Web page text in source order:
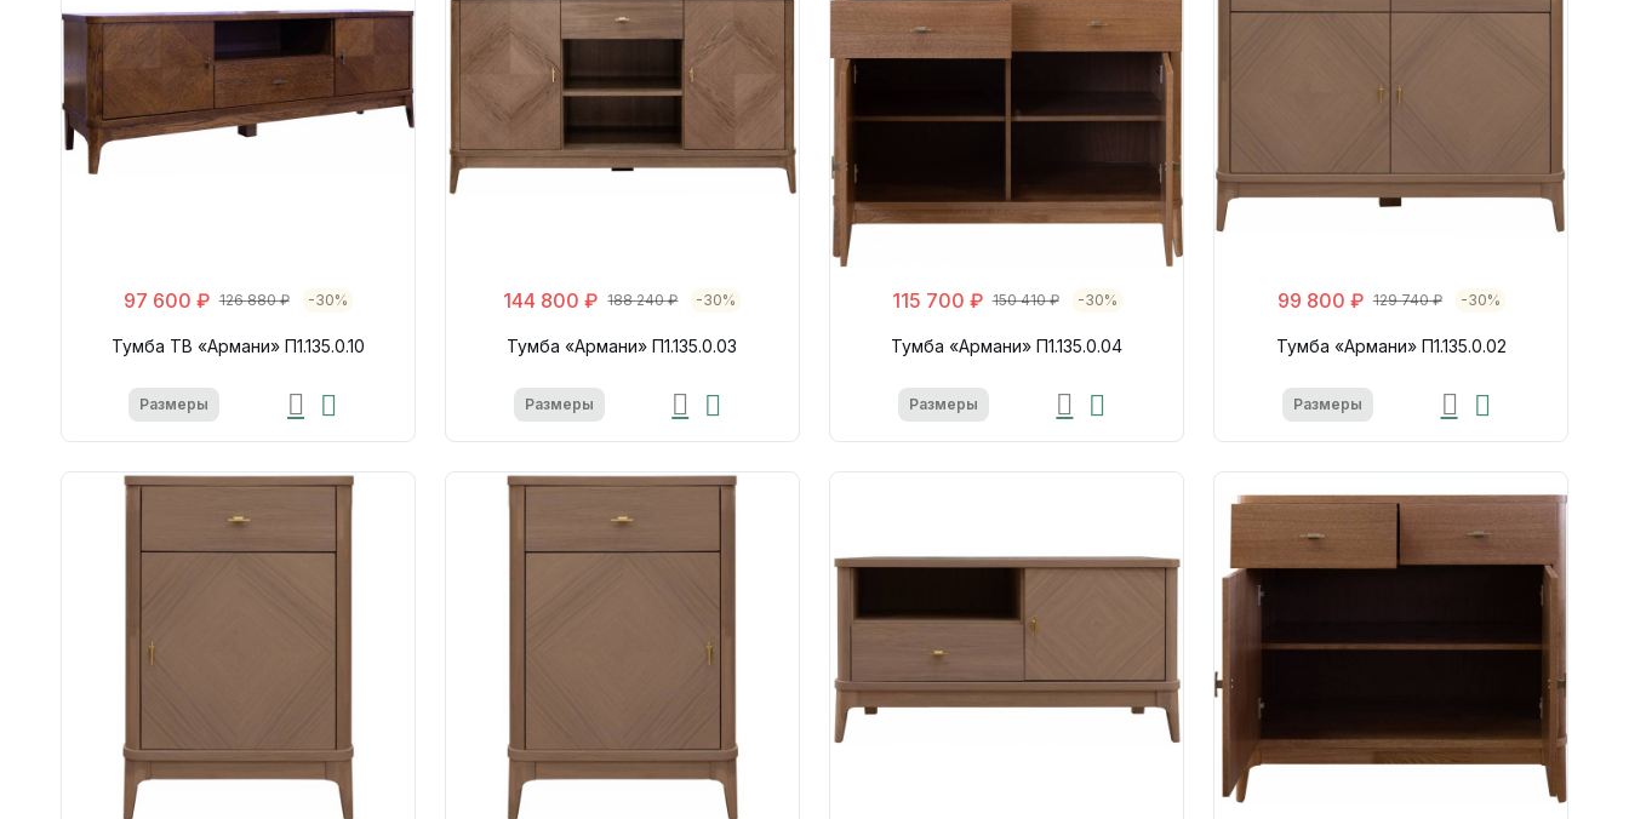
97 600 ₽ 126 880 ₽ -30%
Тумба ТВ «Армани» П1.135.0.10
Размеры
144 800 ₽ 188 240 ₽ -30%
Тумба «Армани» П1.135.0.03
Размеры
115 700 ₽ 150 410 ₽ -30%
Тумба «Армани» П1.135.0.04
Размеры
99 800 ₽ 129 740 ₽ -30%
Тумба «Армани» П1.135.0.02
Размеры